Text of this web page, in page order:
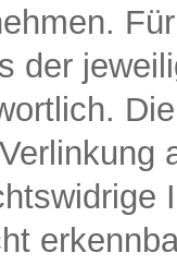
der